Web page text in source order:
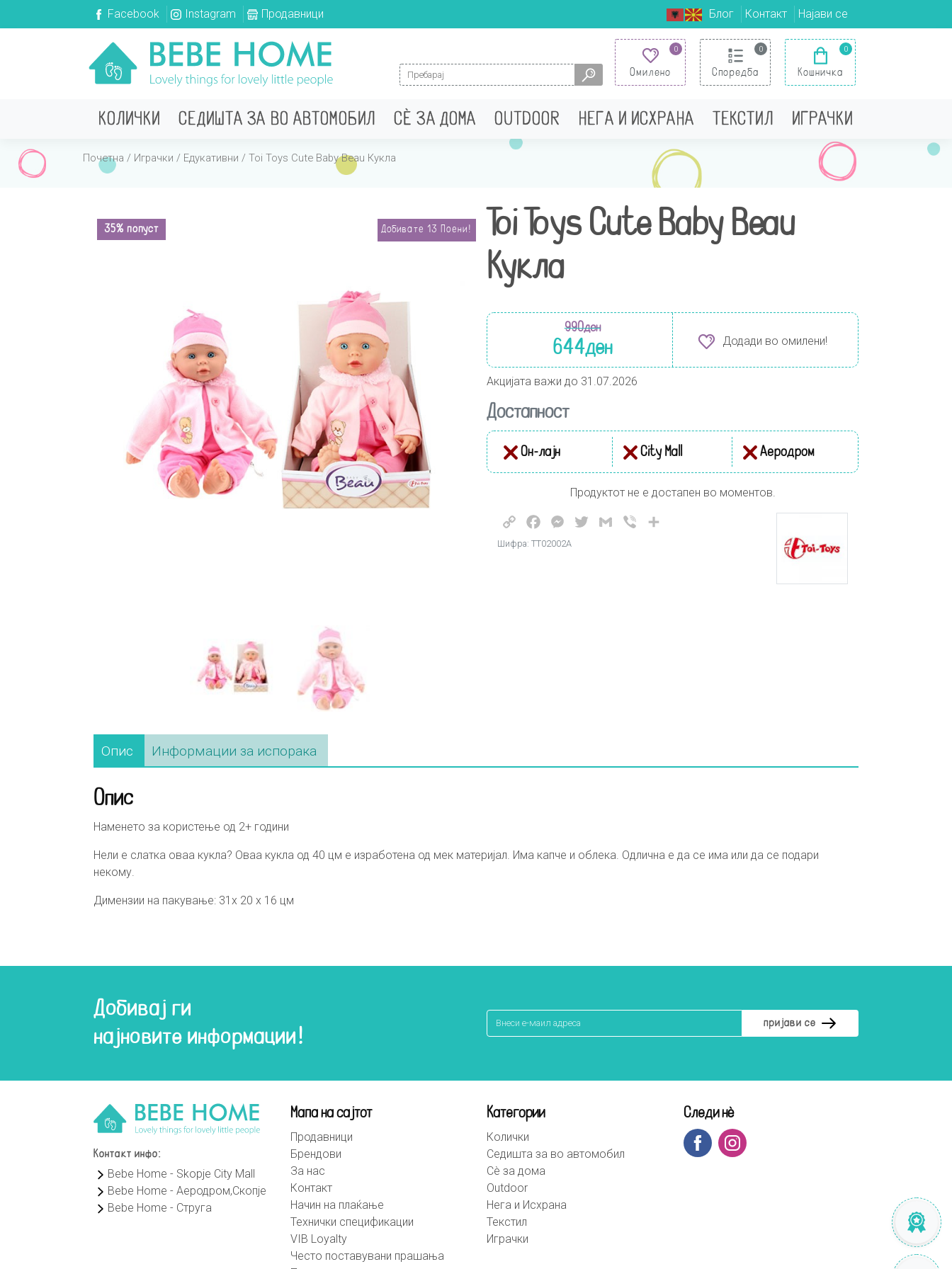
Facebook Instagram Продавници Блог Контакт Најави се
Search for:
0
Омилено
0
Споредба
0
Кошничка
КОЛИЧКИ СЕДИШТА ЗА ВО АВТОМОБИЛ СÈ ЗА ДОМА OUTDOOR НЕГА И ИСХРАНА ТЕКСТИЛ ИГРАЧКИ
Почетна / Играчки / Едукативни / Toi Toys Cute Baby Beau Кукла
35% попуст Добивате 13 Поени!
Toi Toys Cute Baby Beau
Кукла
990ден
644ден Додади во омилени!
Акцијата важи до 31.07.2026
Достапност
Он-лајн City Mall Аеродром
Продуктот не е достапен во моментов.
Copy
Link
FacebookMessenger
TwitterGmail Viber
Шифра: ТТ02002А
Опис Информации за испорака
Опис
Наменето за користење од 2+ години
Нели е слатка оваа кукла? Оваа кукла од 40 цм е изработена од мек материјал. Има капче и облека. Одлична е да се има или да се подари
некому.
Димензии на пакување: 31х 20 х 16 цм
Добивај ги
најновите информации!
Контакт инфо:
Bebe Home - Skopje City Mall
Bebe Home - Аеродром,Скопје
Bebe Home - Струга
Мапа на сајтот
Продавници
Брендови
За нас
Контакт
Начин на плаќање
Технички спецификации
VIB Loyalty
Често поставувани прашања
Категории
Колички
Седишта за во автомобил
Сè за дома
Outdoor
Нега и Исхрана
Текстил
Играчки
Следи нè